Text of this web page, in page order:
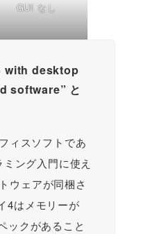
GUI なし
with desktop
software” と
ィスソフトであ
ング入門に使え
ウェアが同梱さ
4はメモリーが
ックがあること